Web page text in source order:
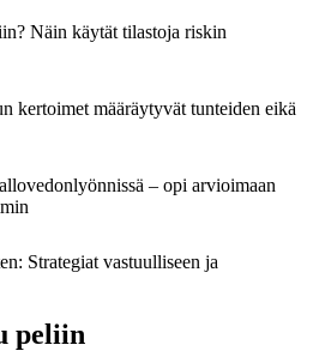
Näin käytät tilastoja riskin
kertoimet määräytyvät tunteiden eikä
– opi arvioimaan
Strategiat vastuulliseen ja
peliin